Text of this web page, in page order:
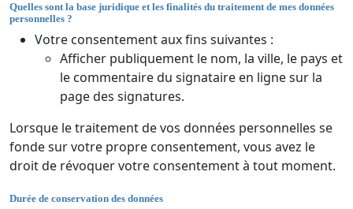
Quelles sont la base juridique et les finalités du traitement de mes données
personnelles ?
Votre consentement aux fins suivantes :
Afficher publiquement le nom, la ville, le pays et
le commentaire du signataire en ligne sur la
page des signatures.
Lorsque le traitement de vos données personnelles se
fonde sur votre propre consentement, vous avez le
droit de révoquer votre consentement à tout moment.
Durée de conservation des données